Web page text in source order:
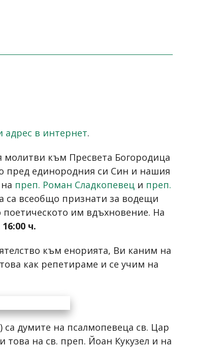
адрес в интернет.
молитви към Пресвета Богородица
пред единородния си Син и нашия
преп. Роман Сладкопевец и преп.
са всеобщо признати за водещи
им вдъхновение. На
ч.
към енорията, Ви каним на
как репетираме и се учим на
са думите на псалмопевеца св. Цар
на св. преп. Йоан Кукузел и на